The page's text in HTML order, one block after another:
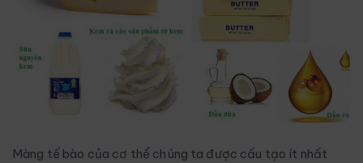
Màng tế bào của cơ thể chúng ta được cấu tạo ít nhất